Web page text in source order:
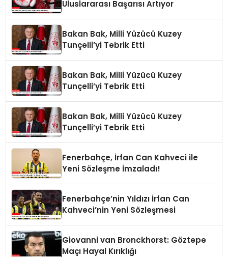
Uluslararası Başarısı Artıyor
Bakan Bak, Milli Yüzücü Kuzey
Tunçelli’yi Tebrik Etti
Bakan Bak, Milli Yüzücü Kuzey
Tunçelli’yi Tebrik Etti
Bakan Bak, Milli Yüzücü Kuzey
Tunçelli’yi Tebrik Etti
Fenerbahçe, İrfan Can Kahveci ile
Yeni Sözleşme İmzaladı!
Fenerbahçe’nin Yıldızı İrfan Can
Kahveci’nin Yeni Sözleşmesi
Giovanni van Bronckhorst: Göztepe
Maçı Hayal Kırıklığı